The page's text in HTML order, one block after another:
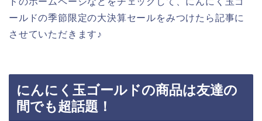
ールドの季節限定の大決算セールをみつけたら記事に
させていただきます♪
にんにく玉ゴールドの商品は友達の
間でも超話題！